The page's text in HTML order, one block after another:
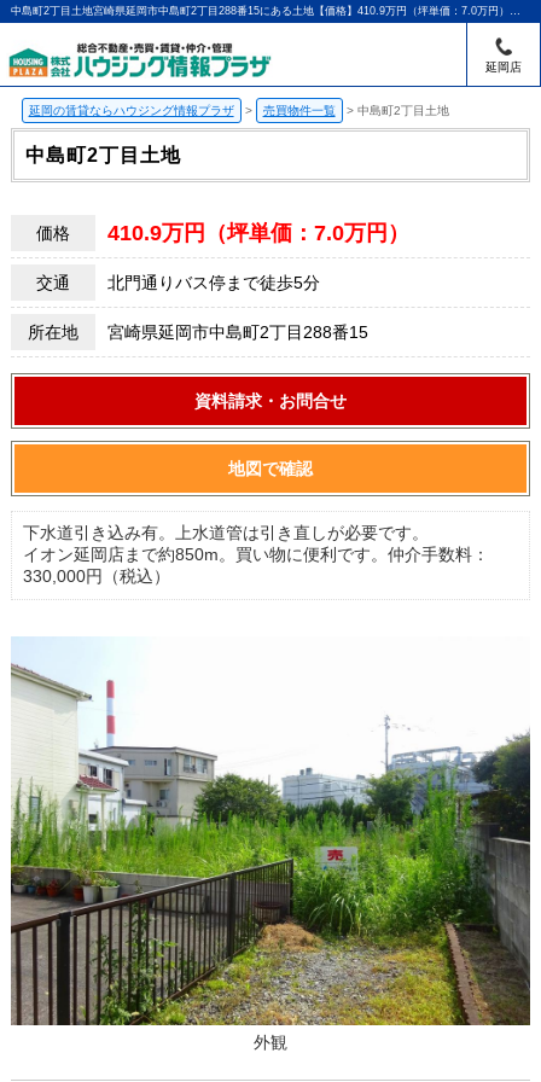
中島町2丁目土地宮崎県延岡市中島町2丁目288番15にある土地【価格】410.9万円（坪単価：7.0万円）【交通】北門通りバス停まで徒歩5分 |延岡・門川町の賃貸のことならハウジング情報プラザ｜アパマンショップ延岡店
延岡店
延岡の賃貸ならハウジング情報プラザ > 売買物件一覧 > 中島町2丁目土地
中島町2丁目土地
価格 410.9万円（坪単価：7.0万円）
交通 北門通りバス停まで徒歩5分
所在地 宮崎県延岡市中島町2丁目288番15
資料請求・お問合せ
地図で確認
下水道引き込み有。上水道管は引き直しが必要です。
イオン延岡店まで約850m。買い物に便利です。仲介手数料：
330,000円（税込）
外観